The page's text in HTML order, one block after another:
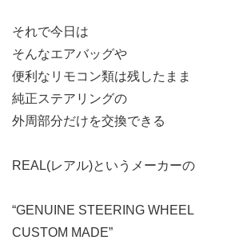
それで今日は
そんなエアバッグや
便利なリモコン類は残したまま
純正ステアリングの
外周部分だけを交換できる
REAL(レアル)というメーカーの
“GENUINE STEERING WHEEL
CUSTOM MADE”